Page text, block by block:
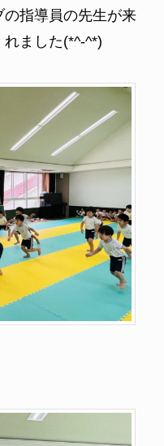
指導員の先生が来
ました(*^-^*)